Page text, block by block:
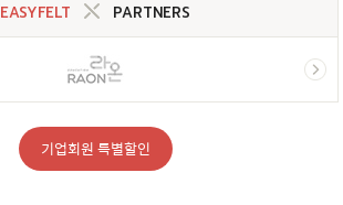
EASYFELT PARTNERS
기업회원 특별할인